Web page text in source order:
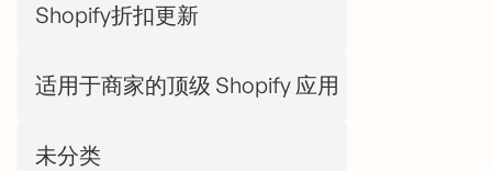
Shopify折扣更新
适用于商家的顶级 Shopify 应用
未分类